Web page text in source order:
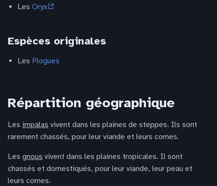
Les Oryx
Espèces originales
Les Plogues
Répartition géographique
Les impalas vivent dans les plaines de steppes. Ils sont
rarement chassés, pour leur viande et leurs cornes.
Les gnous vivent dans les plaines tropicales. Il sont
chassés et domestiqués, pour leur viande, leur peau et
leurs cornes.